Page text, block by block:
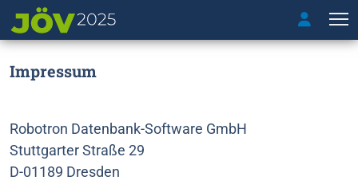
Impressum
Robotron Datenbank-Software GmbH
Stuttgarter Straße 29
D-01189 Dresden